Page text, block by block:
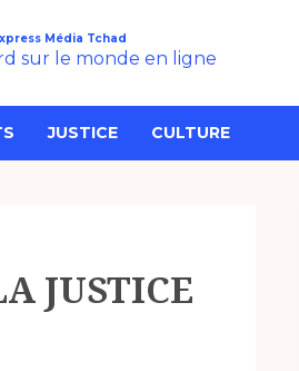
Média Tchad
sur le monde en ligne
JUSTICE CULTURE
JUSTICE